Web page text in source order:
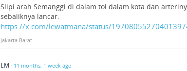
Slipi arah Semanggi di dalam tol dalam kota dan
sebaliknya lancar.
https://x.com/lewatmana/status/
Jakarta Barat
LM · 11 months, 1 week ago